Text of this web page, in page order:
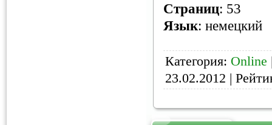
Страниц: 53
Язык: немецкий
Категория: Online
23.02.2012 |